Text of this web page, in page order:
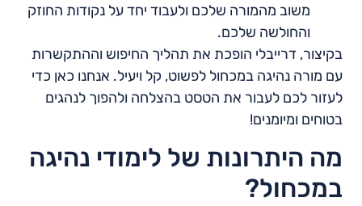
משוב מהמורה שלכם ולעבוד יחד על נקודות החוזק
והחולשה שלכם.
בקיצור, דרייבלי הופכת את תהליך החיפוש וההתקשרות
עם מורה נהיגה במכחול לפשוט, קל ויעיל. אנחנו כאן כדי
לעזור לכם לעבור את הטסט בהצלחה ולהפוך לנהגים
בטוחים ומיומנים!
מה היתרונות של לימודי נהיגה
במכחול?